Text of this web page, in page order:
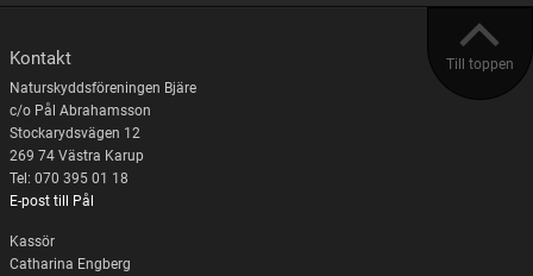
Till toppen
Kontakt
Naturskyddsföreningen Bjäre
c/o Pål Abrahamsson
Stockarydsvägen 12
269 74 Västra Karup
Tel: 070 395 01 18
E-post till Pål
Kassör
Catharina Engberg